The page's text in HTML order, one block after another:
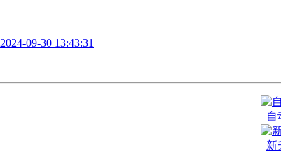
2024-09-30 13:43:31
自
新